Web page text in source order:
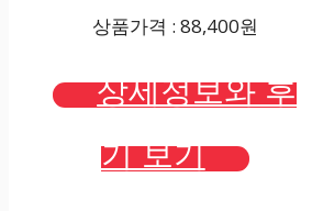
상품가격 : 88,400원
상세정보와 후
기 보기